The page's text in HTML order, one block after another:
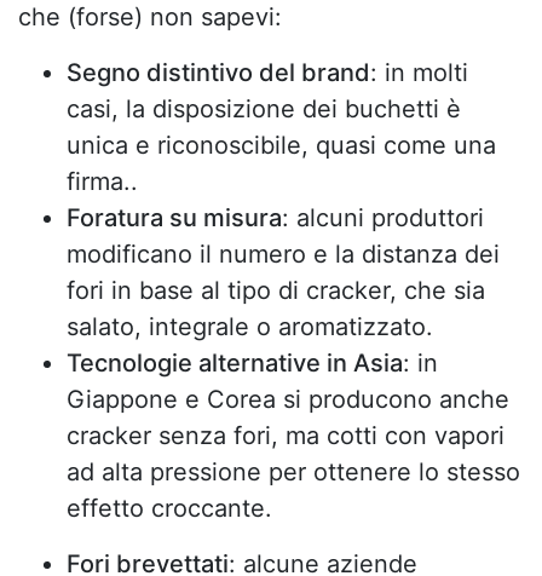
che (forse) non sapevi:
Segno distintivo del brand: in molti
casi, la disposizione dei buchetti è
unica e riconoscibile, quasi come una
firma..
Foratura su misura: alcuni produttori
modificano il numero e la distanza dei
fori in base al tipo di cracker, che sia
salato, integrale o aromatizzato.
Tecnologie alternative in Asia: in
Giappone e Corea si producono anche
cracker senza fori, ma cotti con vapori
ad alta pressione per ottenere lo stesso
effetto croccante.
Fori brevettati: alcune aziende